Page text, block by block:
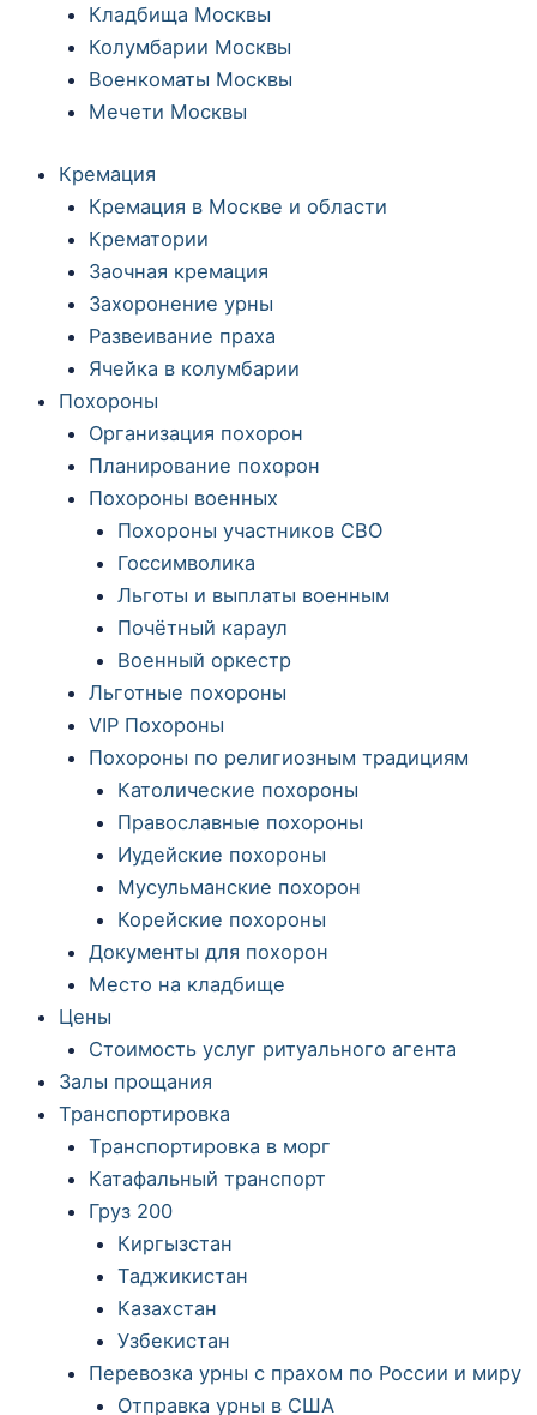
Кладбища Москвы
Колумбарии Москвы
Военкоматы Москвы
Мечети Москвы
Кремация
Кремация в Москве и области
Крематории
Заочная кремация
Захоронение урны
Развеивание праха
Ячейка в колумбарии
Похороны
Организация похорон
Планирование похорон
Похороны военных
Похороны участников СВО
Госсимволика
Льготы и выплаты военным
Почётный караул
Военный оркестр
Льготные похороны
VIP Похороны
Похороны по религиозным традициям
Католические похороны
Православные похороны
Иудейские похороны
Мусульманские похорон
Корейские похороны
Документы для похорон
Место на кладбище
Цены
Стоимость услуг ритуального агента
Залы прощания
Транспортировка
Транспортировка в морг
Катафальный транспорт
Груз 200
Киргызстан
Таджикистан
Казахстан
Узбекистан
Перевозка урны с прахом по России и миру
Отправка урны в США